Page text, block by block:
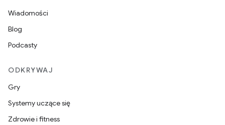
Wiadomości
Blog
Podcasty
ODKRYWAJ
Gry
Systemy uczące się
Zdrowie i fitness